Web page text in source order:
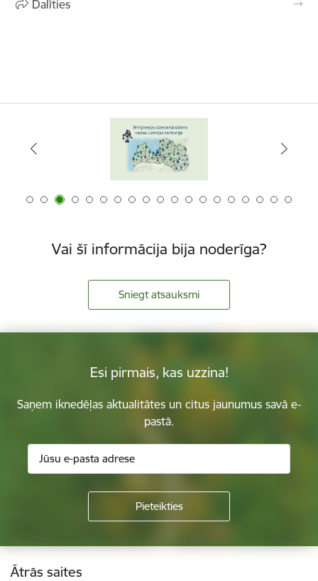
Dalīties
Vai šī informācija bija noderīga?
Sniegt atsauksmi
Esi pirmais, kas uzzina!
Saņem iknedēļas aktualitātes un citus jaunumus savā e-
pastā.
Kājene
Ātrās saites